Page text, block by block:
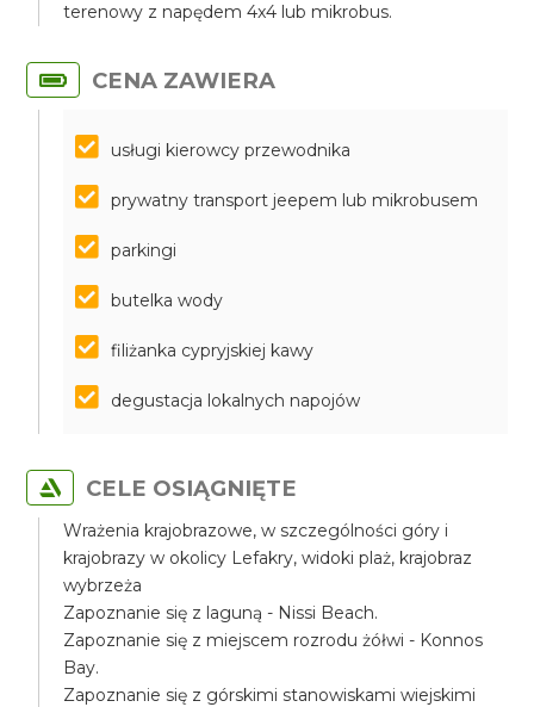
terenowy z napędem 4x4 lub mikrobus.
CENA ZAWIERA
usługi kierowcy przewodnika
prywatny transport jeepem lub mikrobusem
parkingi
butelka wody
filiżanka cypryjskiej kawy
degustacja lokalnych napojów
CELE OSIĄGNIĘTE
Wrażenia krajobrazowe, w szczególności góry i
krajobrazy w okolicy Lefakry, widoki plaż, krajobraz
wybrzeża
Zapoznanie się z laguną - Nissi Beach.
Zapoznanie się z miejscem rozrodu żółwi - Konnos
Bay.
Zapoznanie się z górskimi stanowiskami wiejskimi